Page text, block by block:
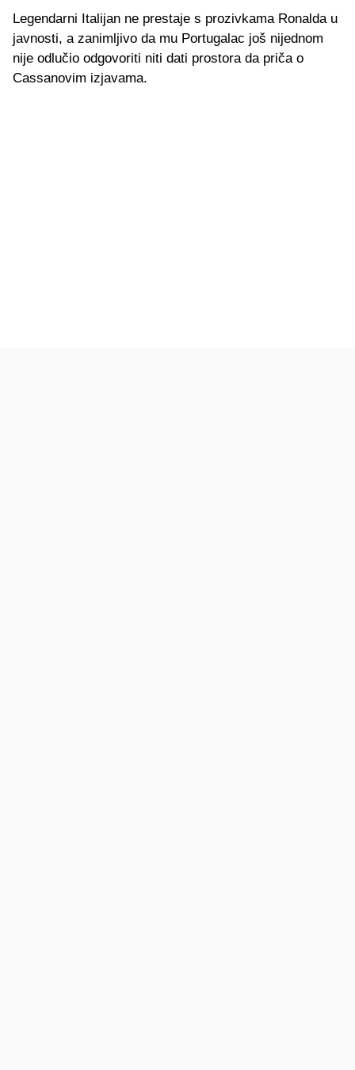
Legendarni Italijan ne prestaje s prozivkama Ronalda u
javnosti, a zanimljivo da mu Portugalac još nijednom
nije odlučio odgovoriti niti dati prostora da priča o
Cassanovim izjavama.